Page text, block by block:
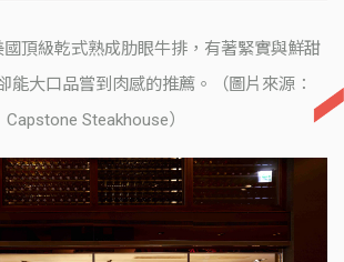
頂級乾式熟成肋眼牛排，有著緊實與鮮甜
能大口品嘗到肉感的推薦。（圖片來源：
Capstone Steakhouse）